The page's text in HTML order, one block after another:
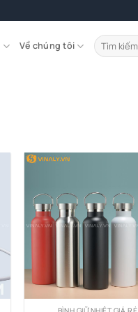
Về chúng tôi
Tìm
kiếm: